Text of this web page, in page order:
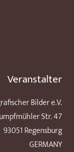
Veranstalter
Bilder e.V.
Str. 47
93051 Regensburg
GERMANY